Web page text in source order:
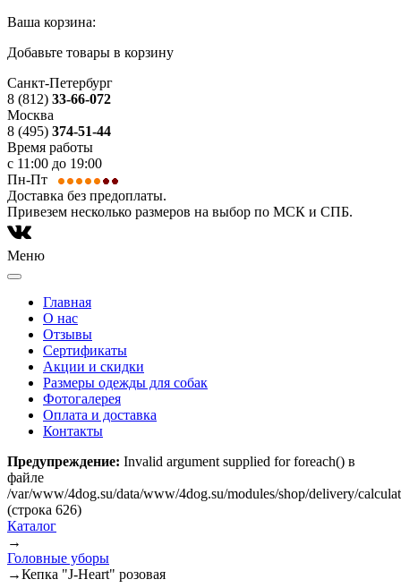
Ваша корзина:
Добавьте товары в корзину
Санкт-Петербург
8 (812) 33-66-072
Москва
8 (495) 374-51-44
Время работы
с 11:00 до 19:00
Пн-Пт
Доставка без предоплаты.
Привезем несколько размеров на выбор по МСК и СПБ.
Меню
Главная
О нас
Отзывы
Сертификаты
Акции и скидки
Размеры одежды для собак
Фотогалерея
Оплата и доставка
Контакты
Предупреждение: Invalid argument supplied for foreach() в
файле
/var/www/4dog.su/data/www/4dog.su/modules/shop/delivery/
(строка 626)
Каталог
→
Головные уборы
→Кепка "J-Heart" розовая